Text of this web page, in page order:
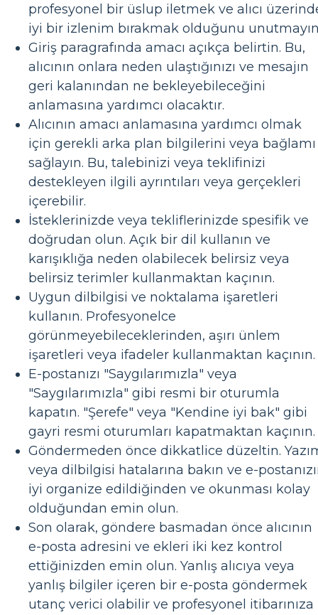
profesyonel bir üslup iletmek ve alıcı
iyi bir izlenim bırakmak olduğunu
Giriş paragrafında amacı açıkça belirtin. Bu,
alıcının onlara neden ulaştığınızı ve mesajın
geri kalanından ne bekleyebileceğini
anlamasına yardımcı olacaktır.
Alıcının amacı anlamasına yardımcı olmak
için gerekli arka plan bilgilerini veya bağlamı
sağlayın. Bu, talebinizi veya teklifinizi
destekleyen ilgili ayrıntıları veya gerçekleri
içerebilir.
İsteklerinizde veya tekliflerinizde spesifik ve
doğrudan olun. Açık bir dil kullanın ve
karışıklığa neden olabilecek belirsiz veya
belirsiz terimler kullanmaktan kaçının.
Uygun dilbilgisi ve noktalama işaretleri
kullanın. Profesyonelce
görünmeyebileceklerinden, aşırı ünlem
işaretleri veya ifadeler kullanmaktan kaçının.
E-postanızı "Saygılarımızla" veya
"Saygılarımızla" gibi resmi bir oturumla
kapatın. "Şerefe" veya "Kendine iyi bak" gibi
gayri resmi oturumları kapatmaktan kaçının.
Göndermeden önce dikkatlice düzeltin.
veya dilbilgisi hatalarına bakın ve e-
iyi organize edildiğinden ve okunması kolay
olduğundan emin olun.
Son olarak, göndere basmadan önce alıcının
e-posta adresini ve ekleri iki kez kontrol
ettiğinizden emin olun. Yanlış alıcıya veya
yanlış bilgiler içeren bir e-posta göndermek
utanç verici olabilir ve profesyonel itibarınıza